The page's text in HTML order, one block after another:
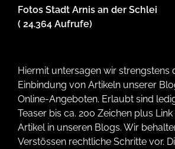
Fotos Stadt Arnis an der Schlei
( 24.364 Aufrufe)
Hiermit untersagen wir strengstens
Einbindung von Artikeln unserer
Online-Angeboten. Erlaubt sind
Teaser bis ca. 200 Zeichen plus
Artikel in unseren Blogs. Wir
Verstössen rechtliche Schritte vor.